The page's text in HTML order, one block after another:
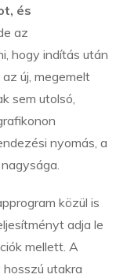
és
az
hogy indítás után
új, megemelt
sem utolsó,
nyomás, a
közül is
adja le
mellett. A
utakra